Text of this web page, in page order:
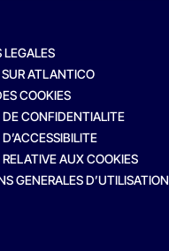
ATLANTICO
COOKIES
DE CONFIDENTIALITE
AUX COOKIES
GENERALES D’UTILISATION